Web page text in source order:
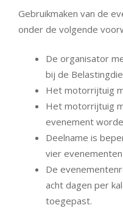
Gebruikmaken van de
onder de volgende
De organisator
bij de
Het motorrijtuig
Het motorrijtuig
evenement
Deelname is
vier
De
acht dagen per
toegepast.